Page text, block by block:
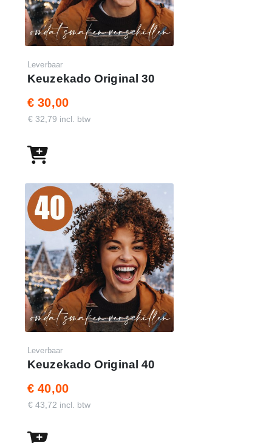
Leverbaar
Keuzekado Original 30
€ 30,00
€ 32,79 incl. btw
Leverbaar
Keuzekado Original 40
€ 40,00
€ 43,72 incl. btw